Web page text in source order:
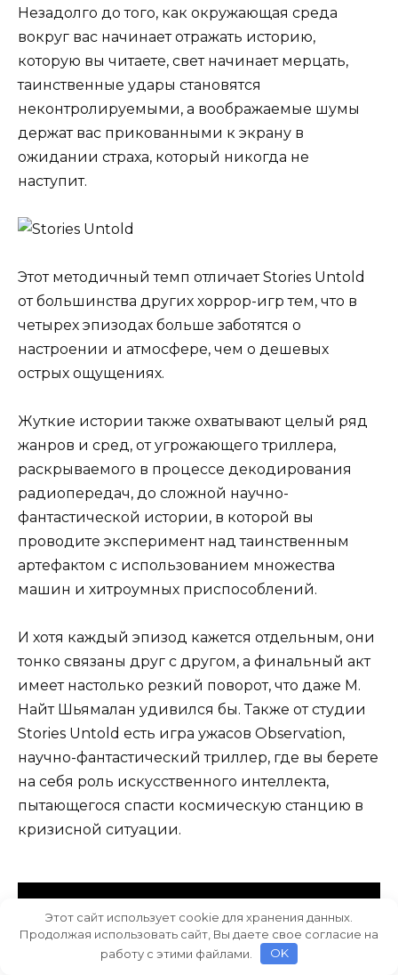
Незадолго до того, как окружающая среда
вокруг вас начинает отражать историю,
которую вы читаете, свет начинает мерцать,
таинственные удары становятся
неконтролируемыми, а воображаемые шумы
держат вас прикованными к экрану в
ожидании страха, который никогда не
наступит.
Этот методичный темп отличает Stories Untold
от большинства других хоррор-игр тем, что в
четырех эпизодах больше заботятся о
настроении и атмосфере, чем о дешевых
острых ощущениях.
Жуткие истории также охватывают целый ряд
жанров и сред, от угрожающего триллера,
раскрываемого в процессе декодирования
радиопередач, до сложной научно-
фантастической истории, в которой вы
проводите эксперимент над таинственным
артефактом с использованием множества
машин и хитроумных приспособлений.
И хотя каждый эпизод кажется отдельным, они
тонко связаны друг с другом, а финальный акт
имеет настолько резкий поворот, что даже М.
Найт Шьямалан удивился бы. Также от студии
Stories Untold есть игра ужасов Observation,
научно-фантастический триллер, где вы берете
на себя роль искусственного интеллекта,
пытающегося спасти космическую станцию ​​в
кризисной ситуации.
Этот сайт использует cookie для хранения данных.
Продолжая использовать сайт, Вы даете свое согласие на
работу с этими файлами.
OK